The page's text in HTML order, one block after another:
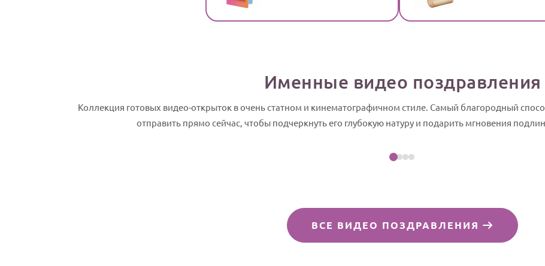
Именные видео поздравления
Коллекция готовых видео-открыток в очень статном и кинематографичном стиле. Самый благородный
отправить прямо сейчас, чтобы подчеркнуть его глубокую натуру и подарить мгновения
Посмотреть пример
ВСЕ ВИДЕО ПОЗДРАВЛЕНИЯ